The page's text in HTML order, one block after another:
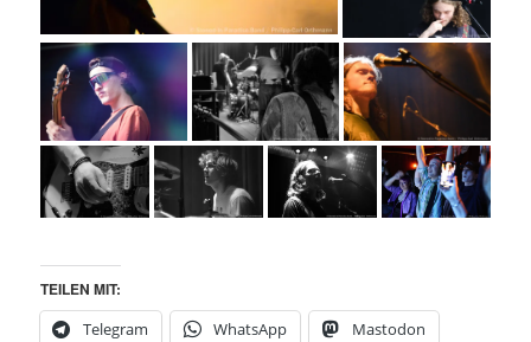
TEILEN MIT:
Telegram
WhatsApp Mastodon